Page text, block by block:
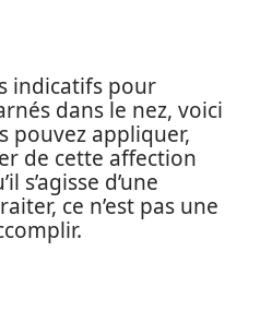
indicatifs pour
dans le nez, voici
pouvez appliquer,
de cette affection
s’agisse d’une
ce n’est pas une